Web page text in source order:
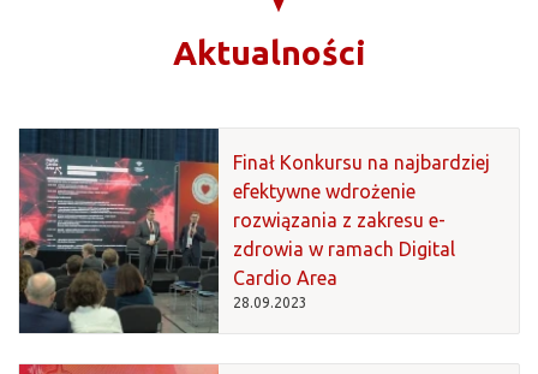
Aktualności
Finał Konkursu na najbardziej
efektywne wdrożenie
rozwiązania z zakresu e-
zdrowia w ramach Digital
Cardio Area
28.09.2023